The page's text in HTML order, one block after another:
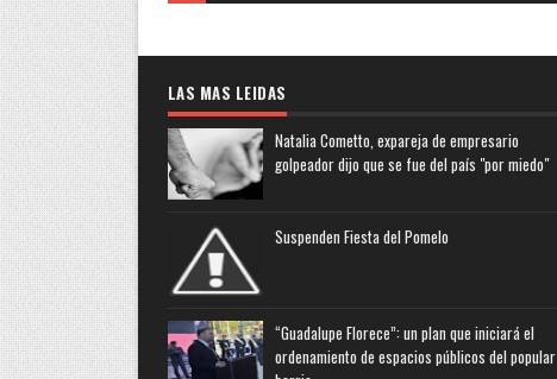
LAS MAS LEIDAS
Natalia Cometto, expareja de empresario
golpeador dijo que se fue del país "por miedo"
Suspenden Fiesta del Pomelo
“Guadalupe Florece”: un plan que iniciará el
ordenamiento de espacios públicos del popular